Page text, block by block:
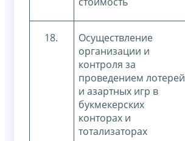
18.
Осуществление
организации и
контроля за
проведением лотерей
и азартных игр в
букмекерских
конторах и
тотализаторах